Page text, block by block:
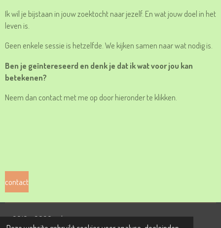
Ik wil je bijstaan in jouw zoektocht naar jezelf. En wat jouw doel in het
leven is.
Geen enkele sessie is hetzelfde. We kijken samen naar wat nodig is.
Ben je geïntereseerd en denk je dat ik wat voor jou kan
betekenen?
Neem dan contact met me op door hieronder te klikken.
contact
© 2019 - 2026 reikirowena